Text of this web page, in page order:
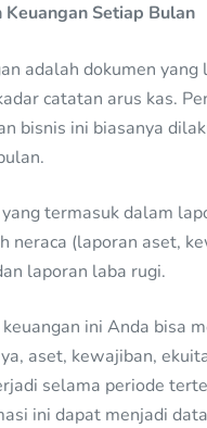
Setiap Bulan
adalah dokumen yang
catatan arus kas.
bisnis ini biasanya
termasuk dalam
neraca (laporan aset,
laporan laba rugi.
ini Anda bisa
aset, kewajiban,
selama periode
ini dapat menjadi